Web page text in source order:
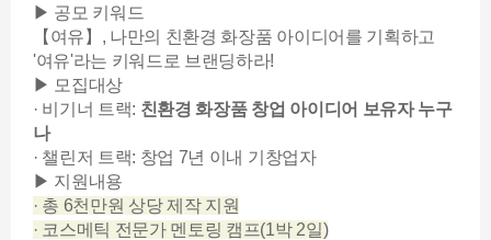
▶ 공모 키워드
【여유】, 나만의 친환경 화장품 아이디어를 기획하고
'여유'라는 키워드로 브랜딩하라!
▶ 모집대상
· 비기너 트랙: 친환경 화장품 창업 아이디어 보유자 누구
나
· 챌린저 트랙: 창업 7년 이내 기창업자
▶ 지원내용
· 총 6천만원 상당 제작 지원
· 코스메틱 전문가 멘토링 캠프(1박 2일)